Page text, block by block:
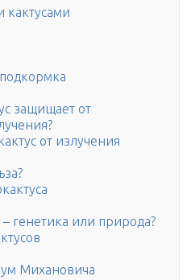
защищает от
от излучения
генетика или природа?
Михановича